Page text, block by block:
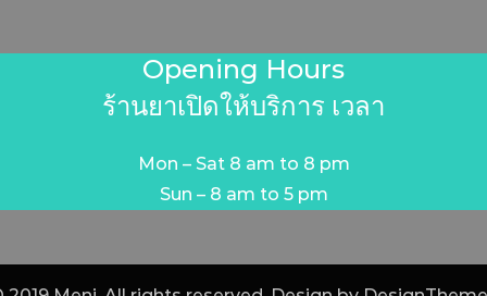
Opening Hours
ร้านยาเปิดให้บริการ เวลา
Mon – Sat 8 am to 8 pm
Sun – 8 am to 5 pm